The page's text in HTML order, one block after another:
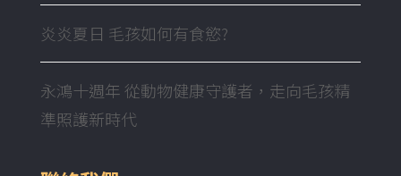
炎炎夏日 毛孩如何有食慾?
永鴻十週年 從動物健康守護者，走向毛孩精
準照護新時代